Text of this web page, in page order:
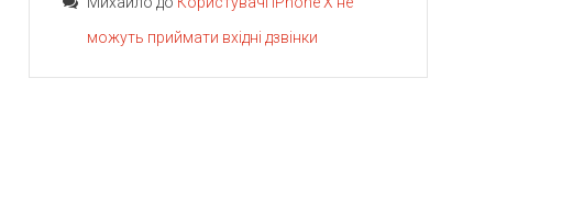
можуть приймати вхідні дзвінки